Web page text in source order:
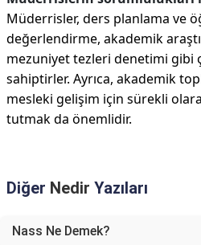
Müderrisler, ders planlama ve
değerlendirme, akademik
mezuniyet tezleri denetimi gibi
sahiptirler. Ayrıca, akademik
mesleki gelişim için sürekli
tutmak da önemlidir.
Diğer Nedir Yazıları
Nass Ne Demek?